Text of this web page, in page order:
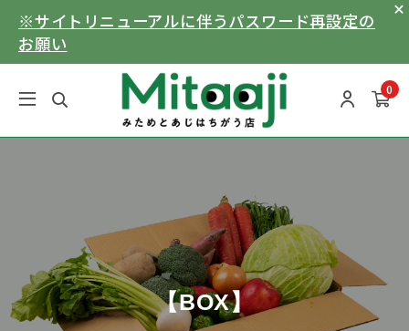
※サイトリニューアルに伴うパスワード再設定の
お願い
0
【BOX】